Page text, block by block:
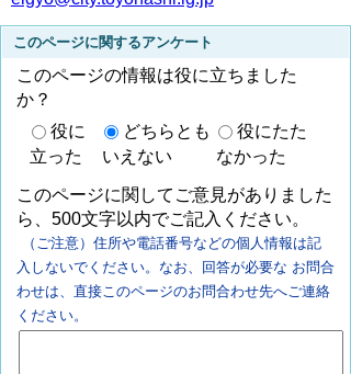
このページに関するアンケート
このページの情報は役に立ちました
か？
役に
立った
どちらとも
いえない
役にたた
なかった
このページに関してご意見がありました
ら、500文字以内でご記入ください。
（ご注意）住所や電話番号などの個人情報は記
入しないでください。なお、回答が必要な お問合
わせは、直接このページのお問合わせ先へご連絡
ください。